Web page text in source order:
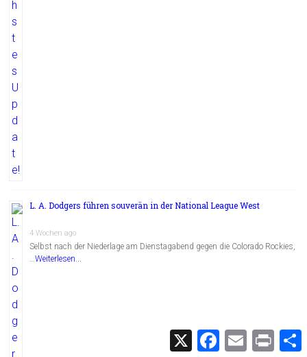
L. A. Dodgers führen souverän in der National League West
4 Wochen ago
Selbst nach der Niederlage am Dienstagabend gegen die Colorado Rockies,
…Weiterlesen...
X
F
E
m
P